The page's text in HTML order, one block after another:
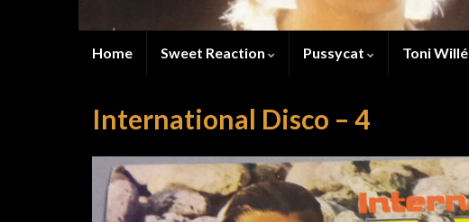
Home Sweet Reaction Pussycat Toni Willé
International Disco – 4